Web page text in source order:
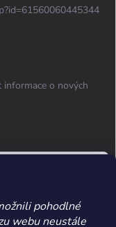
pohodlné
webu neustále
o nových
osobních údajů